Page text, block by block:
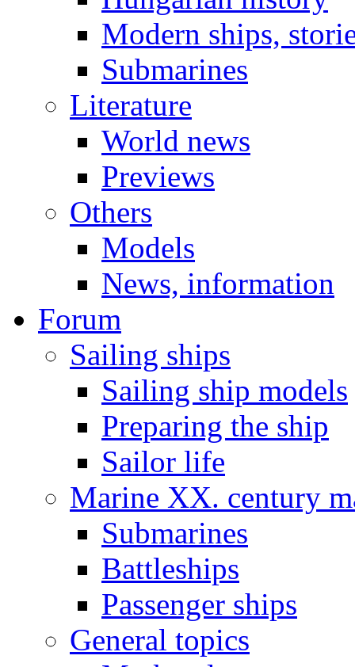
Modern ships,
Submarines
Literature
World news
Previews
Others
Models
News, information
Forum
Sailing ships
Sailing ship models
Preparing the ship
Sailor life
Marine XX. century
Submarines
Battleships
Passenger ships
General topics